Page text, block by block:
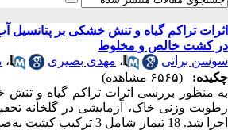
در کشت خالص و مخلوط
سوسن براتی
، مهدی بصیری ،
چکیده:
(۶۵۶۵ مشاهده)
به منظور بررسی اثرات تراکم گیاه و
رطوبت وزنی خاک، آزمایشی در گلخانه